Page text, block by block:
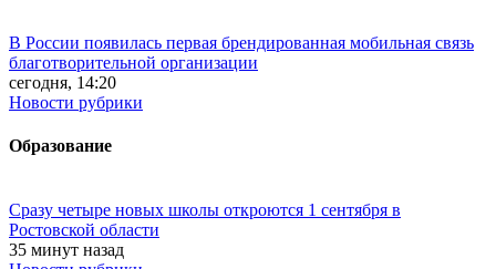
В России появилась первая брендированная мобильная связь
благотворительной организации
сегодня, 14:20
Новости рубрики
Образование
Сразу четыре новых школы откроются 1 сентября в
Ростовской области
35 минут назад